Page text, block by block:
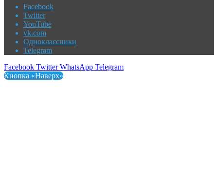
Facebook
Twitter
YouTube
vk.com
Одноклассники
Telegram
Facebook Twitter WhatsApp Telegram
Кнопка «Наверх»